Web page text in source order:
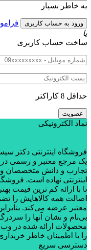
به خاطر بسپار
یا
ساخت حساب کاربری
حداقل 8 کاراکتر
نماد الکترونیکی
یک مرجع معتبر و رسمی در
تجارب و دانش متخصصان
اینترنتی نهاده است.
تا با ارائه کم ترین قیمت
اصالت همه کالاهایش را
معتبر عرضه می‌کند.
بی‌نام و نشان آنها را
محصولات ارائه شده در
را با اطمینان خاطر
دسترسی سریع